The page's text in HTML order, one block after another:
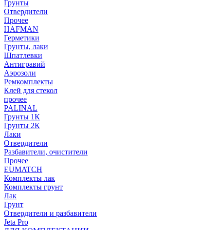
Грунты
Отвердители
Прочее
HAFMAN
Герметики
Грунты, лаки
Шпатлевки
Антигравий
Аэрозоли
Ремкомплекты
Клей для стекол
прочее
PALINAL
Грунты 1К
Грунты 2К
Лаки
Отвердители
Разбавители, очистители
Прочее
EUMATCH
Комплекты лак
Комплекты грунт
Лак
Грунт
Отвердители и разбавители
Jeta Pro